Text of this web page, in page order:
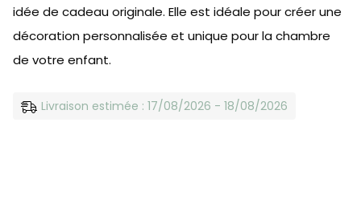
idée de cadeau originale. Elle est idéale pour créer une
décoration personnalisée et unique pour la chambre
de votre enfant.
Livraison estimée : 17/08/2026 - 18/08/2026